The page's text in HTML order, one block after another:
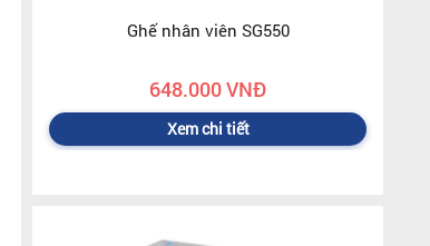
Ghế nhân viên SG550
648.000 VNĐ
Xem chi tiết